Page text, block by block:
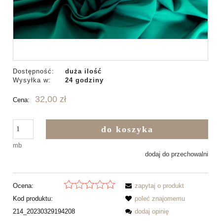
Dostępność:
duża ilość
Wysyłka w:
24 godziny
Cena: 32,00 zł
mb
do koszyka
dodaj do przechowalni
Ocena:
Kod produktu:
214_20230329194208
zapytaj o produkt
poleć znajomemu
dodaj opinię